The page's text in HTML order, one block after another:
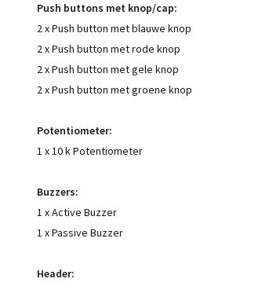
Push buttons met knop/cap:
2 x Push button met blauwe knop
2 x Push button met rode knop
2 x Push button met gele knop
2 x Push button met groene knop
Potentiometer:
1 x 10 k Potentiometer
Buzzers:
1 x Active Buzzer
1 x Passive Buzzer
Header: